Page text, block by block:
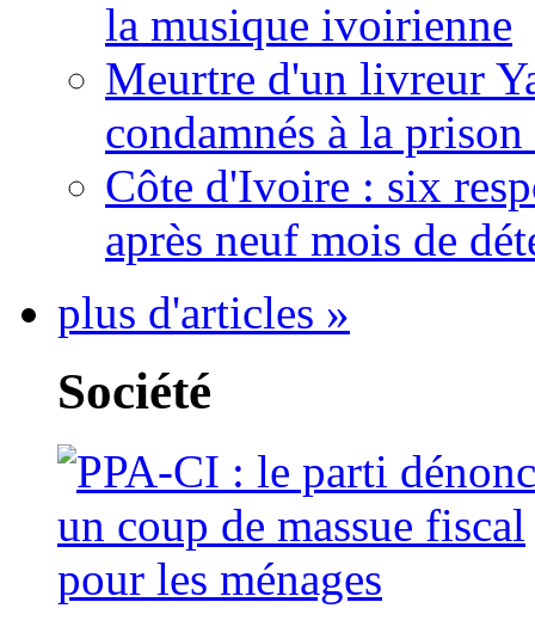
la musique ivoirienne
Meurtre d'un livreur
condamnés à la
Côte d'Ivoire : six
après neuf mois de
plus d'articles »
Société